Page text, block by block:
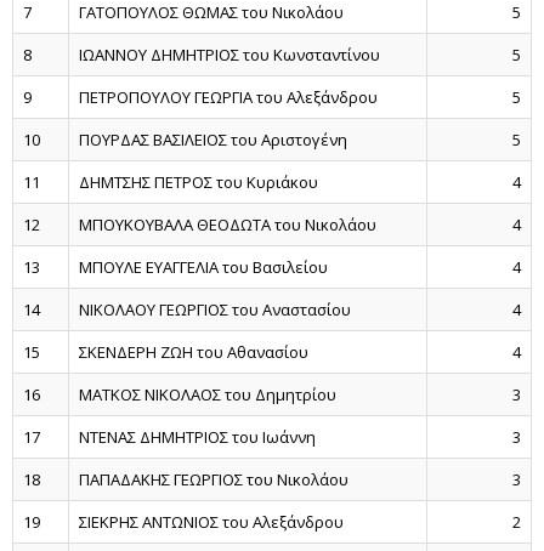
7
ΓΑΤΟΠΟΥΛΟΣ ΘΩΜΑΣ του Νικολάου
5
8
ΙΩΑΝΝΟΥ ΔΗΜΗΤΡΙΟΣ του Κωνσταντίνου
5
9
ΠΕΤΡΟΠΟΥΛΟΥ ΓΕΩΡΓΙΑ του Αλεξάνδρου
5
10
ΠΟΥΡΔΑΣ ΒΑΣΙΛΕΙΟΣ του Αριστογένη
5
11
ΔΗΜΤΣΗΣ ΠΕΤΡΟΣ του Κυριάκου
4
12
ΜΠΟΥΚΟΥΒΑΛΑ ΘΕΟΔΩΤΑ του Νικολάου
4
13
ΜΠΟΥΛΕ ΕΥΑΓΓΕΛΙΑ του Βασιλείου
4
14
ΝΙΚΟΛΑΟΥ ΓΕΩΡΓΙΟΣ του Αναστασίου
4
15
ΣΚΕΝΔΕΡΗ ΖΩΗ του Αθανασίου
4
16
ΜΑΤΚΟΣ ΝΙΚΟΛΑΟΣ του Δημητρίου
3
17
ΝΤΕΝΑΣ ΔΗΜΗΤΡΙΟΣ του Ιωάννη
3
18
ΠΑΠΑΔΑΚΗΣ ΓΕΩΡΓΙΟΣ του Νικολάου
3
19
ΣΙΕΚΡΗΣ ΑΝΤΩΝΙΟΣ του Αλεξάνδρου
2